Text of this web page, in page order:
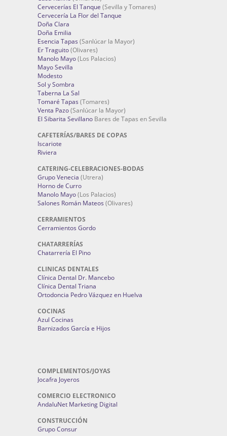
Cervecerías El Tanque (Sevilla y Tomares)
Cervecería La Flor del Tanque
Doña Clara
Doña Emilia
Esencia Tapas (Sanlúcar la Mayor)
Er Traguito(Olivares)
Manolo Mayo(Los Palacios)
Mayo Sevilla
Modesto
Sol y Sombra
Taberna La Sal
Tomaré Tapas (Tomares)
Venta Pazo(Sanlúcar la Mayor)
El Sibarita Sevillano Bares de Tapas en Sevilla
CAFETERÍAS/BARES DE COPAS
Iscariote
Riviera
CATERING-CELEBRACIONES-BODAS
Grupo Venecia (Utrera)
Horno de Curro
Manolo Mayo(Los Palacios)
Salones Román Mateos (Olivares)
CERRAMIENTOS
Cerramientos Gordo
CHATARRERÍAS
Chatarrería El Pino
CLINICAS DENTALES
Clínica Dental Dr. Mancebo
Clínica Dental Triana
Ortodoncia Pedro Vázquez en Huelva
COCINAS
Azul Cocinas
Barnizados García e Hijos
COMPLEMENTOS/JOYAS
Jocafra Joyeros
COMERCIO ELECTRONICO
AndaluNet Marketing Digital
CONSTRUCCIÓN
Grupo Consur